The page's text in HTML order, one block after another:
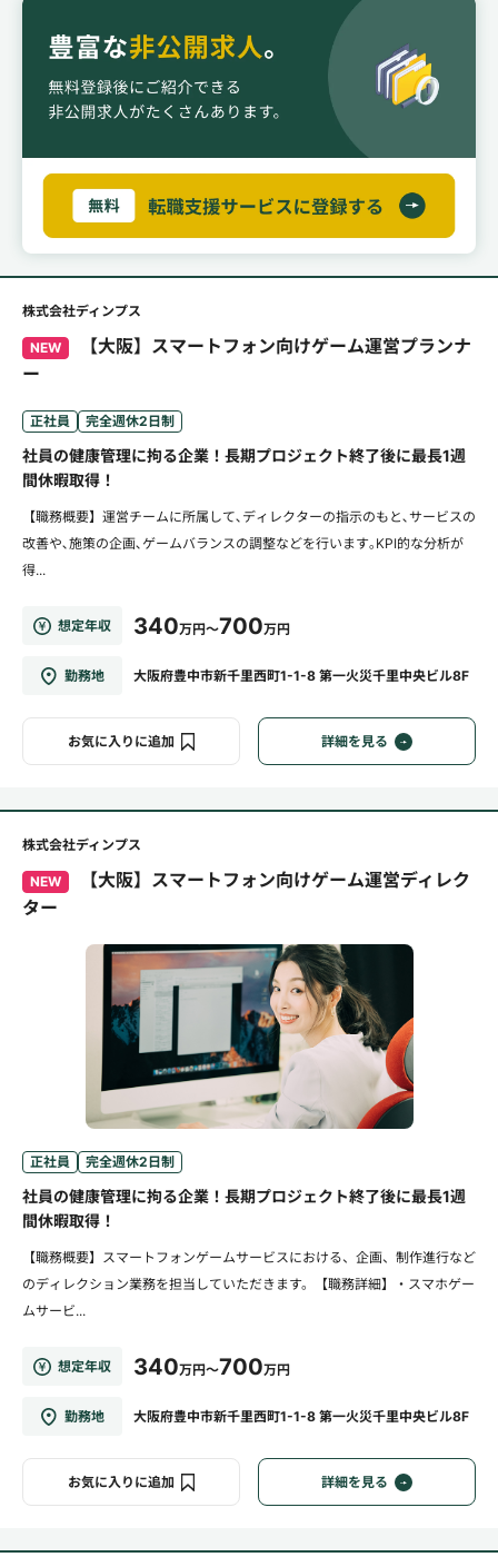
株式会社ディンプス
NEW
【大阪】スマートフォン向けゲーム運営プランナ
ー
正社員 完全週休2日制
社員の健康管理に拘る企業！長期プロジェクト終了後に最長1週
間休暇取得！
【職務概要】運営チームに所属して､ディレクターの指示のもと､サービスの
改善や､施策の企画､ゲームバランスの調整などを行います｡KPI的な分析が
得...
想定年収 340万円～700万円
勤務地 大阪府豊中市新千里西町1-1-8 第一火災千里中央ビル8F
お気に入りに追加 詳細を見る
株式会社ディンプス
NEW
【大阪】スマートフォン向けゲーム運営ディレク
ター
正社員 完全週休2日制
社員の健康管理に拘る企業！長期プロジェクト終了後に最長1週
間休暇取得！
【職務概要】スマートフォンゲームサービスにおける、企画、制作進行など
のディレクション業務を担当していただきます。【職務詳細】・スマホゲー
ムサービ...
想定年収 340万円～700万円
勤務地 大阪府豊中市新千里西町1-1-8 第一火災千里中央ビル8F
お気に入りに追加 詳細を見る